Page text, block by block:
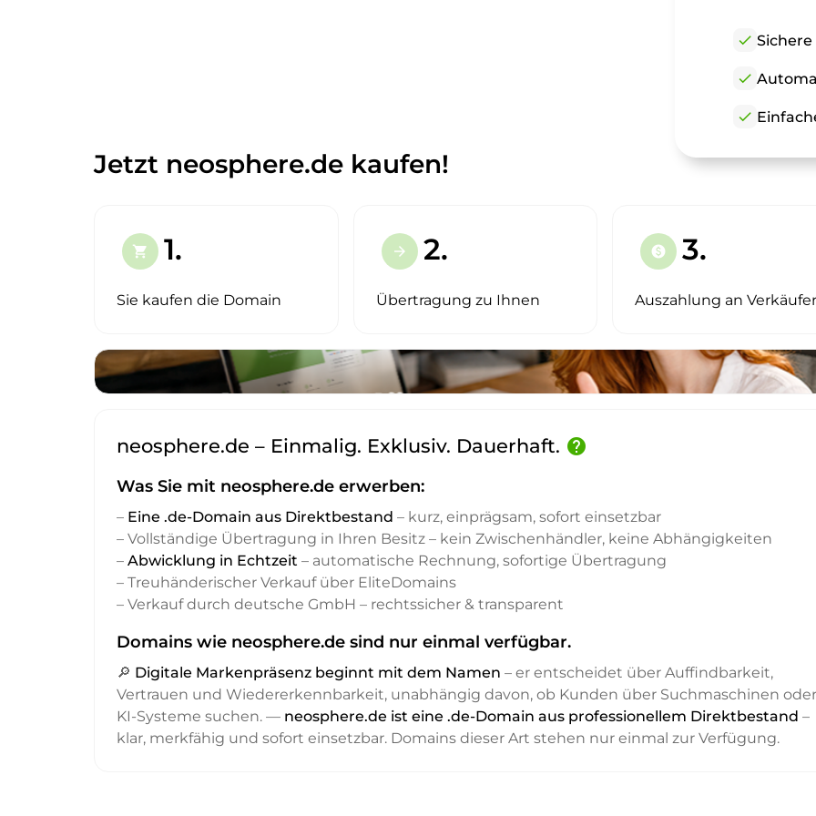
check
check
check
Jetzt neosphere.de kaufen!
shopping_cart 1.
Sie kaufen die Domain
arrow_forward 2.
Übertragung zu Ihnen
paid 3.
Auszahlung an
neosphere.de – Einmalig. Exklusiv. Dauerhaft. help
Was Sie mit neosphere.de erwerben:
– Eine .de-Domain aus Direktbestand – kurz, einprägsam, sofort einsetzbar
– Vollständige Übertragung in Ihren Besitz – kein Zwischenhändler, keine Abhängigkeiten
– Abwicklung in Echtzeit – automatische Rechnung, sofortige Übertragung
– Treuhänderischer Verkauf über EliteDomains
– Verkauf durch deutsche GmbH – rechtssicher & transparent
Domains wie neosphere.de sind nur einmal verfügbar.
🔎 Digitale Markenpräsenz beginnt mit dem Namen – er entscheidet über Auffindbarkeit,
Vertrauen und Wiedererkennbarkeit, unabhängig davon, ob Kunden über Suchmaschinen oder
KI-Systeme suchen. — neosphere.de ist eine .de-Domain aus professionellem Direktbestand –
klar, merkfähig und sofort einsetzbar. Domains dieser Art stehen nur einmal zur Verfügung.